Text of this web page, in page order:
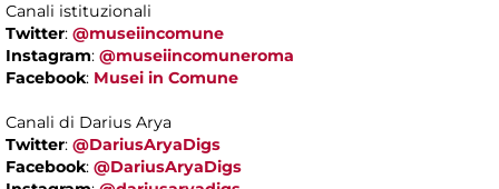
Canali istituzionali
Twitter: @museiincomune
Instagram: @museiincomuneroma
Facebook: Musei in Comune
Canali di Darius Arya
Twitter: @DariusAryaDigs
Facebook: @DariusAryaDigs